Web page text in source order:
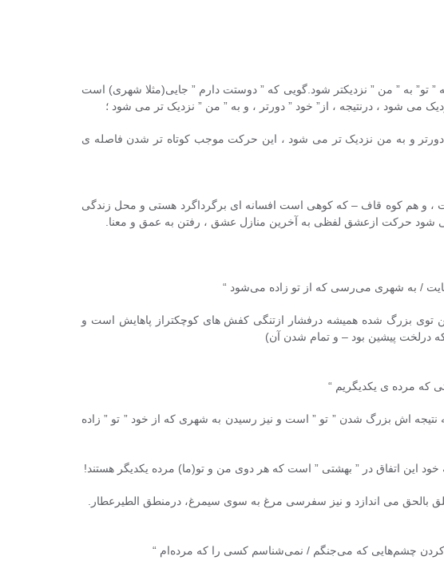
به ” من ” نزدیکتر شود.گویی که ” دوستت دارم ” جایی(مثلا شهری) است
شود ، درنتیجه ، از” خود ” دورتر ، و به ” من ” نزدیک تر می شود ؛
دورتر و به من نزدیک تر می شود ، این حرکت موجب کوتاه تر شدن فاصله ی
، و هم کوه قاف – که کوهی است افسانه ای برگرداگرد هستی و محل زندگی
شود حرکت ازعشق لفظی به آخرین منازل عشق ، رفتن به عمق و معنا.
/ به شهری می‌رسی که از تو زاده می‌شود “
توی بزرگ شده همیشه درفشار ازتنگی کفش های کوچکتراز پاهایش است و
درلخت پیشین بود – و تمام شدن آن)
که مرده ی یکدیگریم “
اش بزرگ شدن ” تو ” است و نیز رسیدن به شهری که از خود ” تو ” زاده
این اتفاق در ” بهشتی ” است که هر دوی من و تو(ما) مرده یکدیگر هستند!
بالحق می اندازد و نیز سفرسی مرغ به سوی سیمرغ، درمنطق الطیرعطار.
چشم‌هایی که می‌جنگم / نمی‌شناسم کسی را که مرده‌ام “